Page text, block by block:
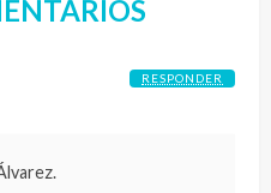
RESPONDER